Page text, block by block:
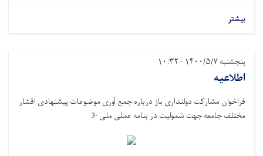
بیشتر
پنجشنبه ۱۴۰۰/۵/۷ - ۱۰:۳۲
اطلاعیه
فراخوان مشارکت دولتداری باز درباره جمع آوری موضوعات پیشنهادی اقشار
مختلف جامعه جهت شمولیت در بنامه عملی ملی -3